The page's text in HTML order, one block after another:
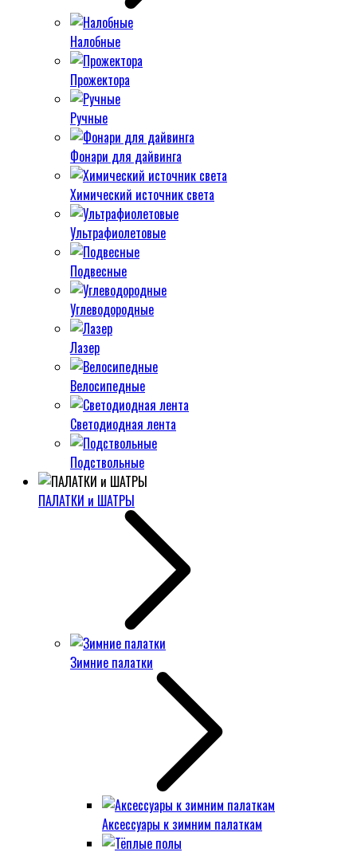
Налобные
Прожектора
Ручные
Фонари для дайвинга
Химический источник света
Ультрафиолетовые
Подвесные
Углеводородные
Лазер
Велосипедные
Светодиодная лента
Подствольные
ПАЛАТКИ и ШАТРЫ
Зимние палатки
Аксессуары к зимним палаткам